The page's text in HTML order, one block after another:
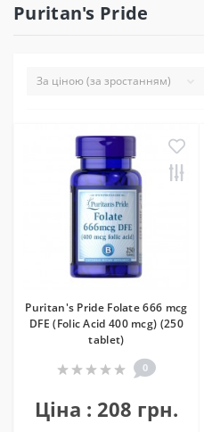
Puritan's Pride
Puritan's Pride Folate 666 mcg
DFE (Folic Acid 400 mcg) (250
tablet)
0
Ціна : 208 грн.